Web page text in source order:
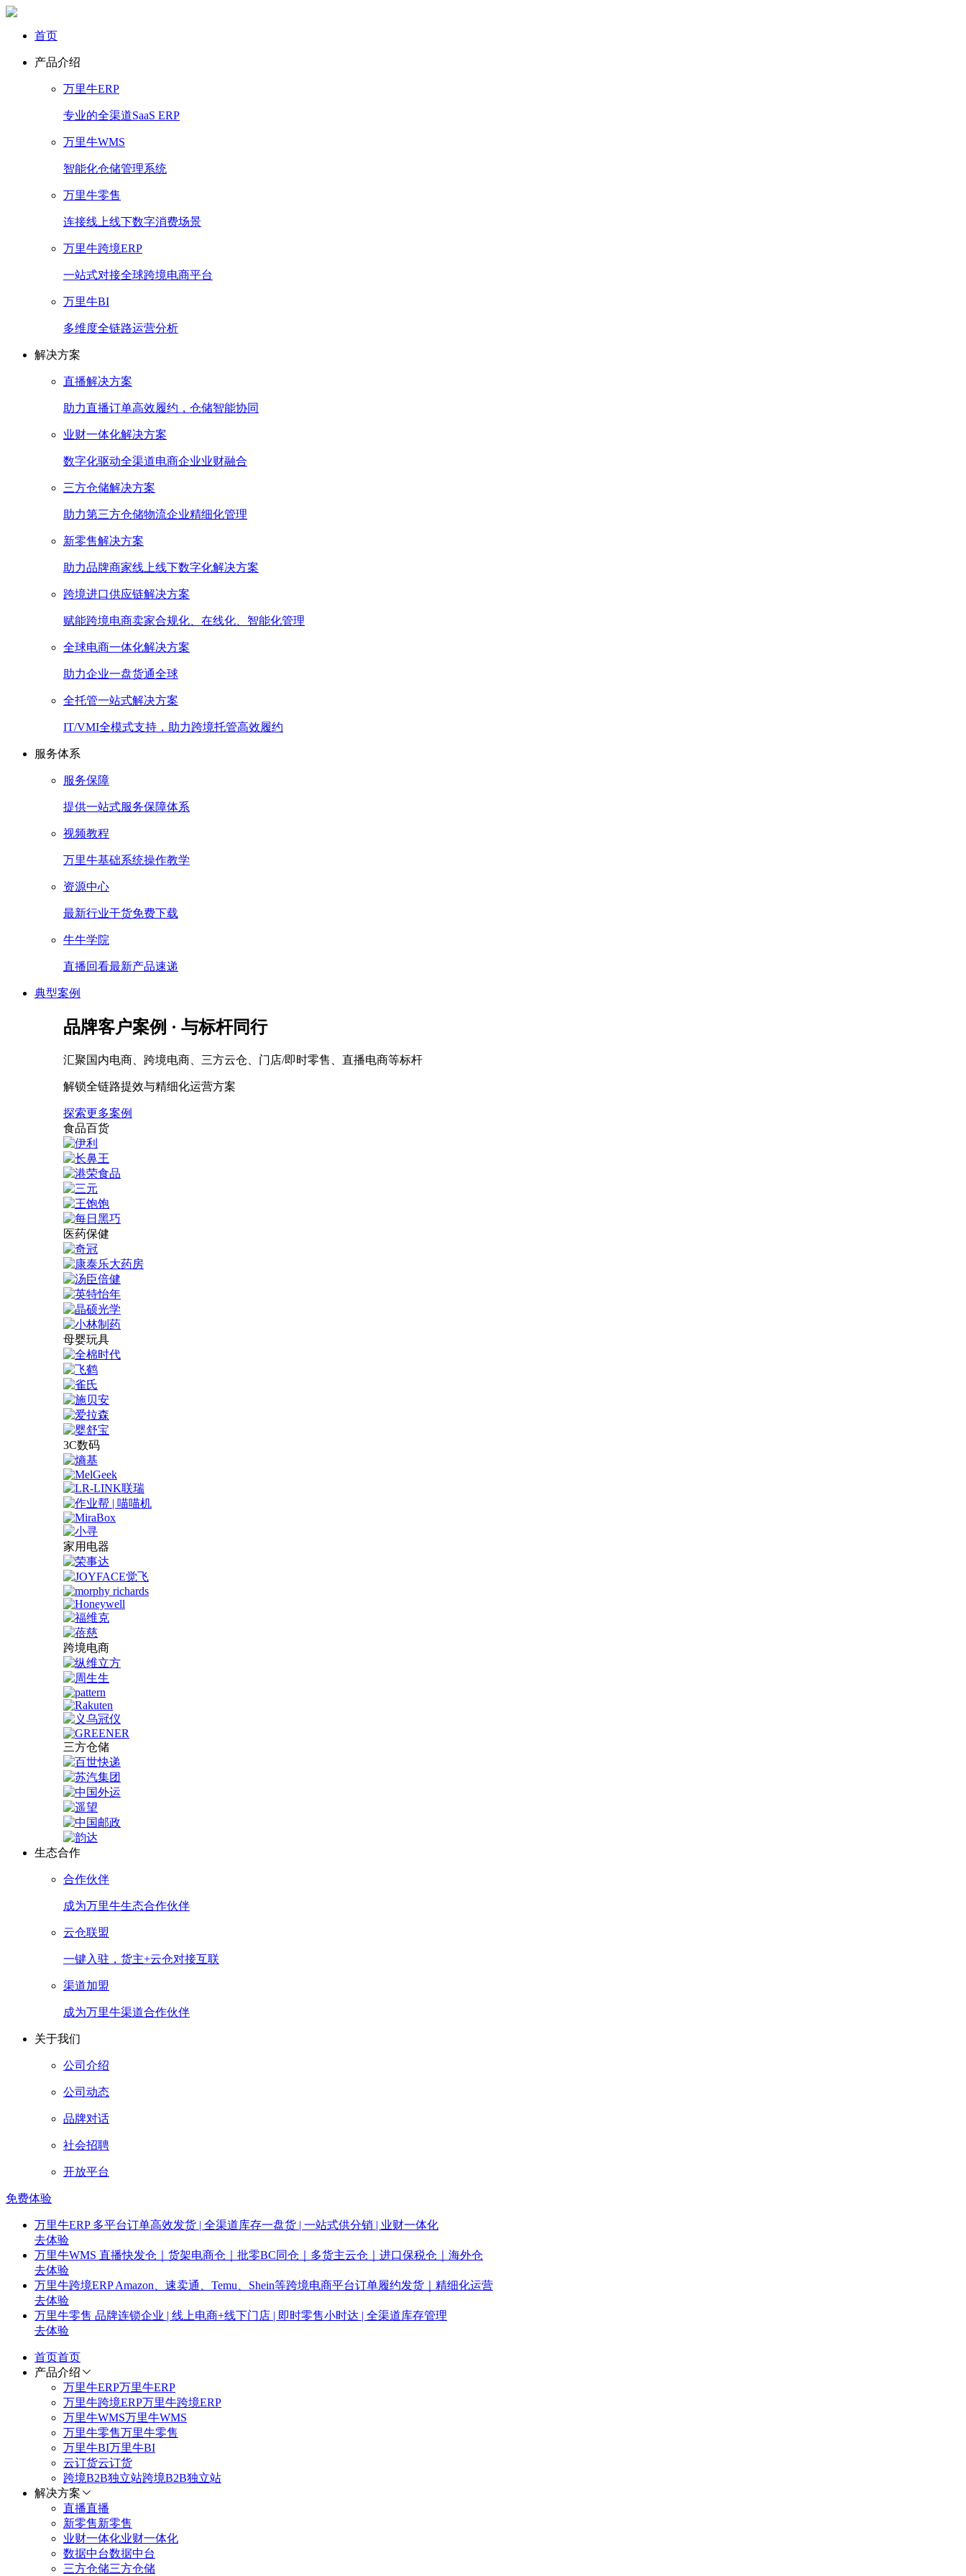
首页
产品介绍
万里牛ERP
专业的全渠道SaaS ERP
万里牛WMS
智能化仓储管理系统
万里牛零售
连接线上线下数字消费场景
万里牛跨境ERP
一站式对接全球跨境电商平台
万里牛BI
多维度全链路运营分析
解决方案
直播解决方案
助力直播订单高效履约，仓储智能协同
业财一体化解决方案
数字化驱动全渠道电商企业业财融合
三方仓储解决方案
助力第三方仓储物流企业精细化管理
新零售解决方案
助力品牌商家线上线下数字化解决方案
跨境进口供应链解决方案
赋能跨境电商卖家合规化、在线化、智能化管理
全球电商一体化解决方案
助力企业一盘货通全球
全托管一站式解决方案
IT/VMI全模式支持，助力跨境托管高效履约
服务体系
服务保障
提供一站式服务保障体系
视频教程
万里牛基础系统操作教学
资源中心
最新行业干货免费下载
牛牛学院
直播回看最新产品速递
典型案例
品牌客户案例 · 与标杆同行
汇聚国内电商、跨境电商、三方云仓、门店/即时零售、直播电商等标杆
解锁全链路提效与精细化运营方案
探索更多案例
食品百货
医药保健
母婴玩具
3C数码
家用电器
跨境电商
三方仓储
生态合作
合作伙伴
成为万里牛生态合作伙伴
云仓联盟
一键入驻，货主+云仓对接互联
渠道加盟
成为万里牛渠道合作伙伴
关于我们
公司介绍
公司动态
品牌对话
社会招聘
开放平台
免费体验
万里牛ERP 多平台订单高效发货 | 全渠道库存一盘货 | 一站式供分销 | 业财一体化
去体验
万里牛WMS 直播快发仓｜货架电商仓｜批零BC同仓｜多货主云仓｜进口保税仓｜海外仓
去体验
万里牛跨境ERP Amazon、速卖通、Temu、Shein等跨境电商平台订单履约发货｜精细化运营
去体验
万里牛零售 品牌连锁企业 | 线上电商+线下门店 | 即时零售小时达 | 全渠道库存管理
去体验
首页首页
产品介绍
万里牛ERP万里牛ERP
万里牛跨境ERP万里牛跨境ERP
万里牛WMS万里牛WMS
万里牛零售万里牛零售
万里牛BI万里牛BI
云订货云订货
跨境B2B独立站跨境B2B独立站
解决方案
直播直播
新零售新零售
业财一体化业财一体化
数据中台数据中台
三方仓储三方仓储